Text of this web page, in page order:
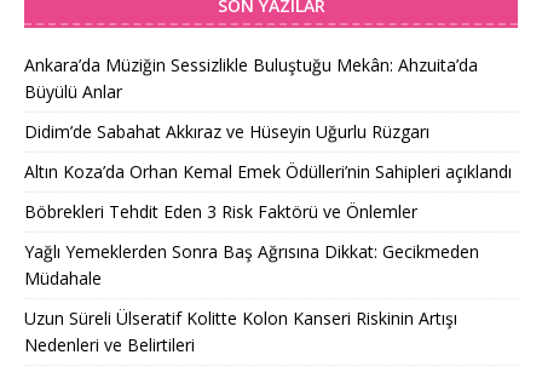
SON YAZILAR
Ankara’da Müziğin Sessizlikle Buluştuğu Mekân: Ahzuita’da
Büyülü Anlar
Didim’de Sabahat Akkıraz ve Hüseyin Uğurlu Rüzgarı
Altın Koza’da Orhan Kemal Emek Ödülleri’nin Sahipleri açıklandı
Böbrekleri Tehdit Eden 3 Risk Faktörü ve Önlemler
Yağlı Yemeklerden Sonra Baş Ağrısına Dikkat: Gecikmeden
Müdahale
Uzun Süreli Ülseratif Kolitte Kolon Kanseri Riskinin Artışı
Nedenleri ve Belirtileri